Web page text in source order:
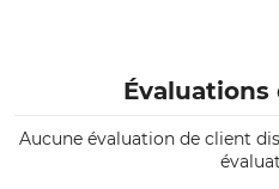
Aucune évaluation de client